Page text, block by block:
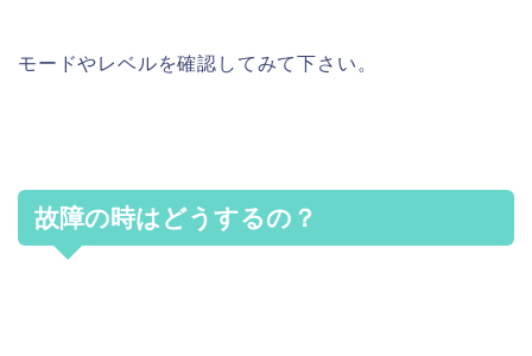
モードやレベルを確認してみて下さい。
故障の時はどうするの？